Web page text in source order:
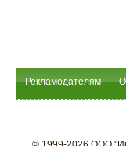
Рекламодателям О